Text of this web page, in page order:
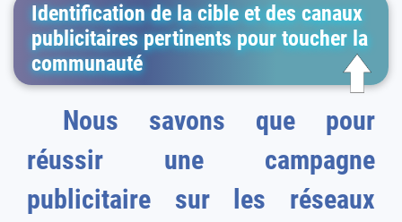
Identification de la cible et des canaux
publicitaires pertinents pour toucher la
communauté
Nous savons que pour
réussir une campagne
publicitaire sur les réseaux